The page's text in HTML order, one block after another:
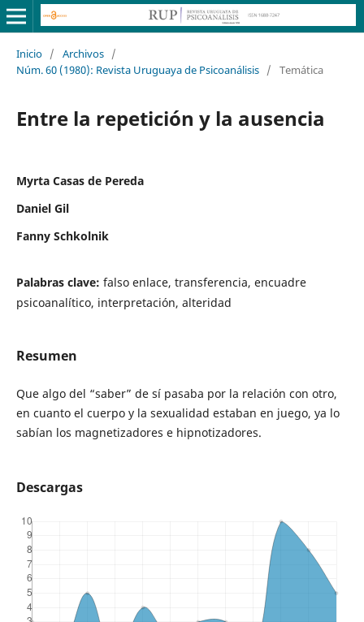
Inicio / Archivos /
Núm. 60 (1980): Revista Uruguaya de Psicoanálisis / Temática
Entre la repetición y la ausencia
Myrta Casas de Pereda
Daniel Gil
Fanny Schkolnik
Palabras clave: falso enlace, transferencia, encuadre
psicoanalítico, interpretación, alteridad
Resumen
Que algo del “saber” de sí pasaba por la relación con otro,
en cuanto el cuerpo y la sexualidad estaban en juego, ya lo
sabían los magnetizadores e hipnotizadores.
Descargas